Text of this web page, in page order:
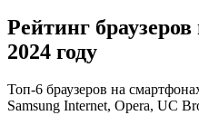
Рейтинг
2024 году
Топ-6 браузеров на
Samsung Internet, Opera, UC